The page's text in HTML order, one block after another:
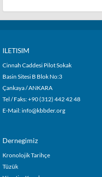
ILETISIM
Cinnah Caddesi Pilot Sokak
Basin Sitesi B Blok No:3
Çankaya / ANKARA
Tel / Faks: +90 (312) 442 42 48
E-Mail:info@kbbder.org
Dernegimiz
Kronolojik Tarihçe
Tüzük